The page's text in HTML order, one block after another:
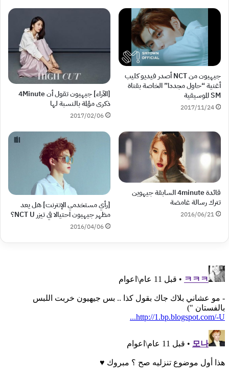
جيهيون من NCT أصدر فيديو كليب
أغنية “حاول مجددا” الخاصة بقناة
SM الموسيقية
2017/11/24
[الآراء] جيهيون تقول أن 4Minute
ذكرى مؤلمة بالنسبة لها
2017/02/06
قائدة 4minute السابقة جيهوين
تترك رسالة غامضة
2016/06/21
[رأي مستخدمي الإنترنت] هل يعد
مظهر جيهيون احتيالا في تيزر NCT U؟
2016/04/06